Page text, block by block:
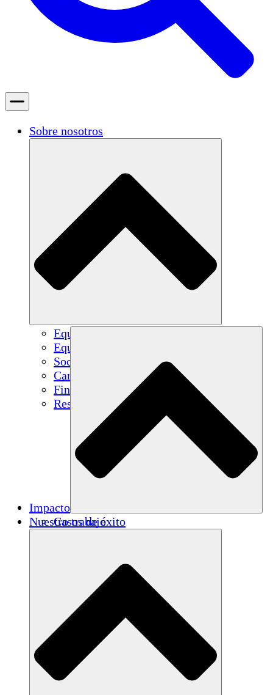
Sobre nosotros
Equipo
Equipo
Socios
Carreras
Finanzas
Resources
Impacto
Casos de éxito
Nuestro trabajo